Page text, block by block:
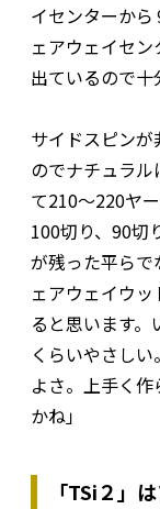
イセンターか
ェアウェイセ
出ているので十
サイドスピン
のでナチュラ
て210～220ヤ
100切り、90切
が残った平ら
ェアウェイウ
ると思います
くらいやさし
よさ。上手く
かね」
「TSi２」